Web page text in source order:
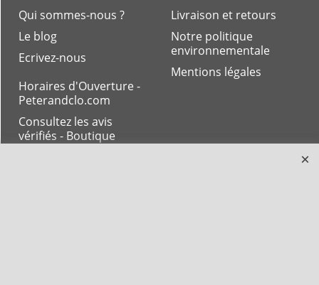
Livraison et retours
Notre politique
environnementale
Mentions légales
Qui sommes-nous ?
Le blog
Ecrivez-nous
Horaires d'Ouverture -
Peterandclo.com
Consultez les avis
vérifiés - Boutique